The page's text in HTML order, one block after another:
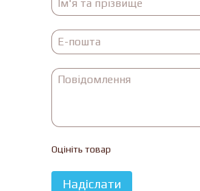
Оцініть товар
Надіслати